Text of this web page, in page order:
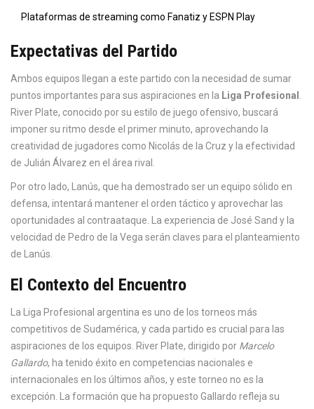
Plataformas de streaming como Fanatiz y ESPN Play
Expectativas del Partido
Ambos equipos llegan a este partido con la necesidad de sumar
puntos importantes para sus aspiraciones en la Liga Profesional
River Plate, conocido por su estilo de juego ofensivo, buscará
imponer su ritmo desde el primer minuto, aprovechando la
creatividad de jugadores como Nicolás de la Cruz y la efectividad
de Julián Álvarez en el área rival.
Por otro lado, Lanús, que ha demostrado ser un equipo sólido en
defensa, intentará mantener el orden táctico y aprovechar las
oportunidades al contraataque. La experiencia de José Sand y la
velocidad de Pedro de la Vega serán claves para el planteamiento
de Lanús.
El Contexto del Encuentro
La Liga Profesional argentina es uno de los torneos más
competitivos de Sudamérica, y cada partido es crucial para las
aspiraciones de los equipos. River Plate, dirigido por Marcelo
Gallardo, ha tenido éxito en competencias nacionales e
internacionales en los últimos años, y este torneo no es la
excepción. La formación que ha propuesto Gallardo refleja su